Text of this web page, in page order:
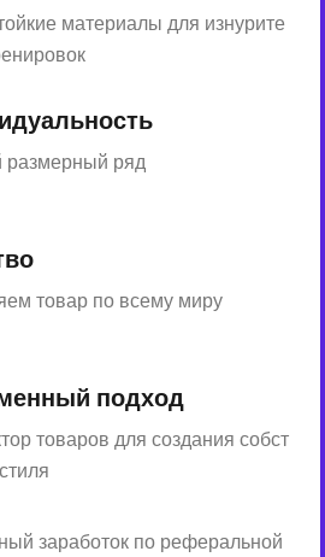
материалы для изнурите
размерный ряд
товар по всему миру
подход
товаров для создания собст
заработок по реферальной